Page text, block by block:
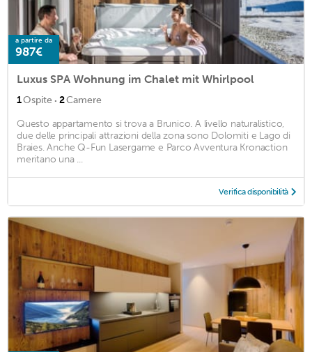
a partire da
987€
Luxus SPA Wohnung im Chalet mit Whirlpool
1Ospite · 2Camere
Questo appartamento si trova a Brunico. A livello naturalistico,
due delle principali attrazioni della zona sono Dolomiti e Lago di
Braies. Anche Q-Fun Lasergame e Parco Avventura Kronaction
meritano una ...
Verifica disponibilità